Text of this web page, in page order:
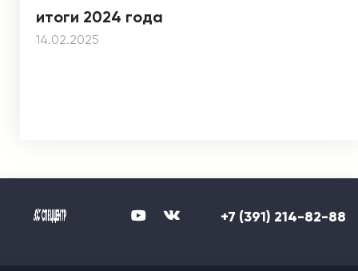
итоги 2024 года
14.02.2025
+7 (391) 214-82-88